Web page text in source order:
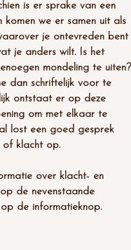
is er sprake van een
komen we er samen uit als
je ontevreden bent
je anders wilt. Is het
mondeling te uiten?
dan schriftelijk voor te
ontstaat er op deze
om met elkaar te
lost een goed gesprek
of klacht op.
over klacht- en
de nevenstaande
de informatieknop.